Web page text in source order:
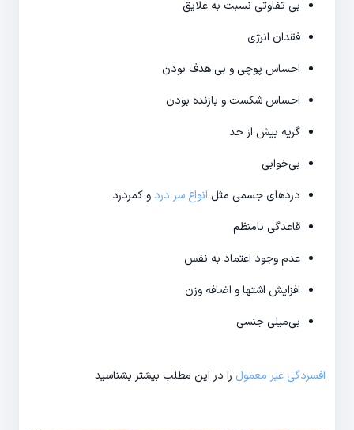
بی تفاوتی نسبت به علایق
فقدان انرژی
احساس پوچی و بی‎ هدف بودن
احساس شکست و بازنده بودن
گریه بیش از حد
بی‎‌خوابی
دردهای جسمی مثل انواع سر درد و کمردرد
قاعدگی نامنظم
عدم وجود اعتماد به نفس
افزایش اشتها و اضافه وزن
بی‌‎میلی جنسی
افسردگی غیر معمول را در این مطلب بیشتر بشناسید